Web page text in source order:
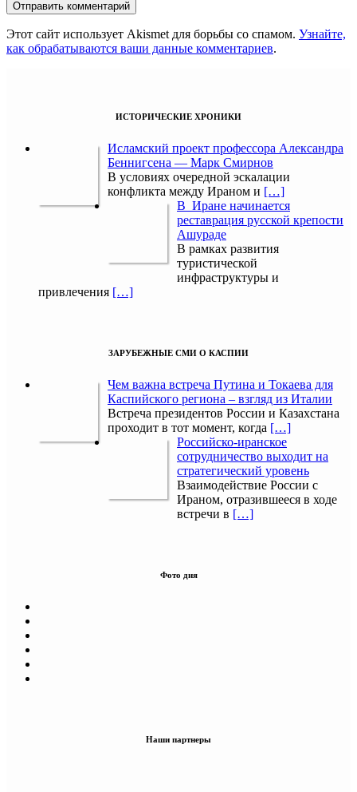
Этот сайт использует Akismet для борьбы со спамом. Узнайте,
как обрабатываются ваши данные комментариев.
ИСТОРИЧЕСКИЕ ХРОНИКИ
Исламский проект профессора Александра
Беннигсена — Марк Смирнов
В условиях очередной эскалации
конфликта между Ираном и […]
В Иране начинается
реставрация русской крепости
Ашураде
В рамках развития
туристической
инфраструктуры и
привлечения […]
ЗАРУБЕЖНЫЕ СМИ О КАСПИИ
Чем важна встреча Путина и Токаева для
Каспийского региона – взгляд из Италии
Встреча президентов России и Казахстана
проходит в тот момент, когда […]
Российско-иранское
сотрудничество выходит на
стратегический уровень
Взаимодействие России с
Ираном, отразившееся в ходе
встречи в […]
Фото дня
Наши партнеры